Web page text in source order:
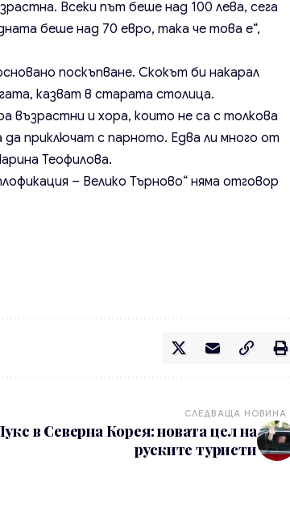
Всеки път беше над 100 лева, сега
беше над 70 евро, така че това е“,
поскъпване. Скокът би накарал
казват в старата столица.
възрастни и хора, които не са с толкова
приключат с парното. Едва ли много от
Теофилова.
– Велико Търново“ няма отговор
СЛЕДВАЩА НОВИНА
в Северна Корея: новата цел на
руските туристи